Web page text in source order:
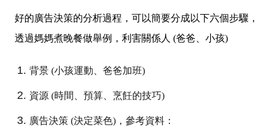
好的廣告決策的分析過程，可以簡要分成以下六個步驟，
透過媽媽煮晚餐做舉例，利害關係人 (爸爸、小孩)
背景 (小孩運動、爸爸加班)
資源 (時間、預算、烹飪的技巧)
廣告決策 (決定菜色)，參考資料：